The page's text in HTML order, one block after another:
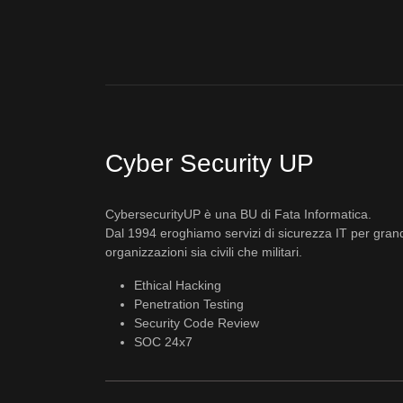
Cyber Security UP
CybersecurityUP è una BU di Fata Informatica.
Dal 1994 eroghiamo servizi di sicurezza IT per
organizzazioni sia civili che militari.
Ethical Hacking
Penetration Testing
Security Code Review
SOC 24x7